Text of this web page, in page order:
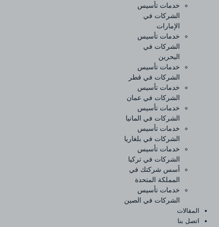
خدمات تأسيس
الشركات في
الإمارات
خدمات تأسيس
الشركات في
البحرين
خدمات تأسيس
الشركات في قطر
خدمات تأسيس
الشركات في عمان
خدمات تأسيس
الشركات في المانيا
خدمات تأسيس
الشركات في بلغاريا
خدمات تأسيس
الشركات في تركيا
أسس شركتك في
المملكة المتحدة
خدمات تأسيس
الشركات في الصين
المقالات
اتصل بنا